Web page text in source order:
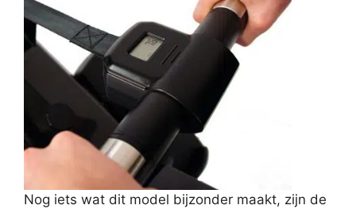
Nog iets wat dit model bijzonder maakt, zijn de